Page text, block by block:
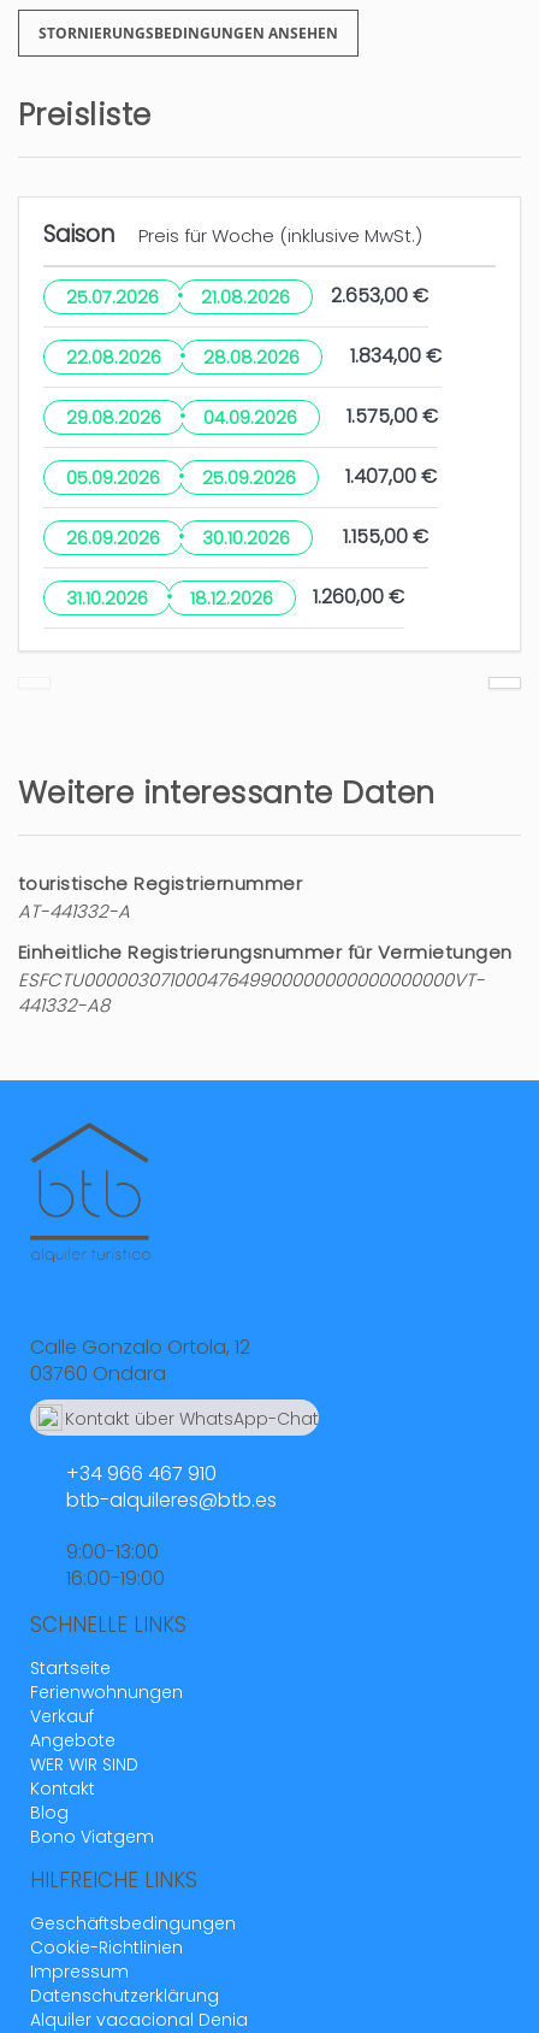
STORNIERUNGSBEDINGUNGEN ANSEHEN
Preisliste
Saison Preis für Woche (inklusive MwSt.)
25.07.2026 · 21.08.2026 2.653,00 €
22.08.2026 · 28.08.2026 1.834,00 €
29.08.2026 · 04.09.2026 1.575,00 €
05.09.2026 · 25.09.2026 1.407,00 €
26.09.2026 · 30.10.2026 1.155,00 €
31.10.2026 · 18.12.2026 1.260,00 €
Weitere interessante Daten
touristische Registriernummer
AT-441332-A
Einheitliche Registrierungsnummer für Vermietungen
ESFCTU00000307100047649900000000000000000VT-
441332-A8
Calle Gonzalo Ortola, 12
03760 Ondara
Kontakt über WhatsApp-Chat
+34 966 467 910
btb-alquileres@btb.es
9:00-13:00
16:00-19:00
SCHNELLE LINKS
Startseite
Ferienwohnungen
Verkauf
Angebote
WER WIR SIND
Kontakt
Blog
Bono Viatgem
HILFREICHE LINKS
Geschäftsbedingungen
Cookie-Richtlinien
Impressum
Datenschutzerklärung
Alquiler vacacional Denia